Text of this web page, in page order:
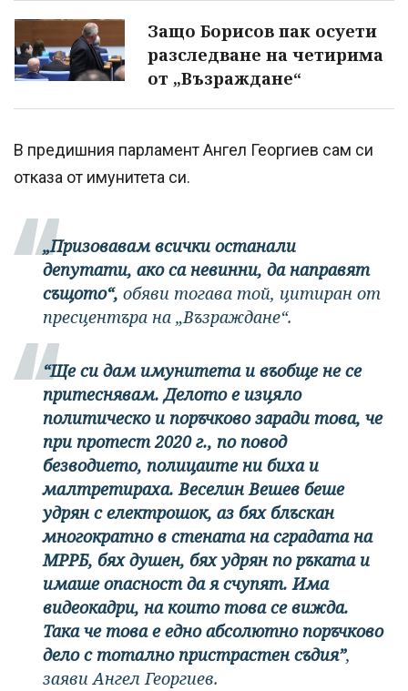
Защо Борисов пак осуети
разследване на четирима
от „Възраждане“
В предишния парламент Ангел Георгиев сам си
отказа от имунитета си.
„Призовавам всички останали
депутати, ако са невинни, да направят
същото“, обяви тогава той, цитиран от
пресцентъра на „Възраждане“.
“Ще си дам имунитета и въобще не се
притеснявам. Делото е изцяло
политическо и поръчково заради това, че
при протест 2020 г., по повод
безводието, полицаите ни биха и
малтретираха. Веселин Вешев беше
удрян с електрошок, аз бях блъскан
многократно в стената на сградата на
МРРБ, бях душен, бях удрян по ръката и
имаше опасност да я счупят. Има
видеокадри, на които това се вижда.
Така че това е едно абсолютно поръчково
дело с тотално пристрастен съдия”,
заяви Ангел Георгиев.